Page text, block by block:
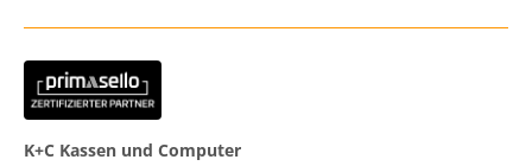
K+C Kassen und Computer